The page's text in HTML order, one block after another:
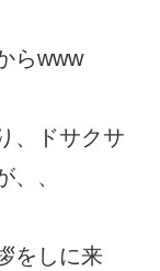
らwww
、ドサクサ
、、
をしに来